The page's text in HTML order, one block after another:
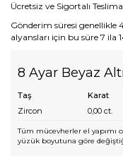
Ücretsiz ve Sigortalı
Gönderim süresi genellikle
alyansları için bu süre 7 ila
8 Ayar Beyaz
Taş Karat
Zircon
0,00 ct.
Tüm mücevherler el yapımı
yüzük boyutuna göre